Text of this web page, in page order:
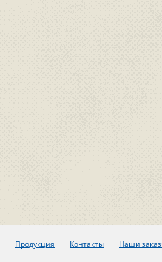
Продукция Контакты Наши